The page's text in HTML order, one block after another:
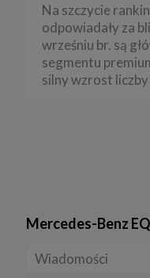
Na szczycie
odpowiadały za
wrześniu br. są
segmentu
silny wzrost liczby
Mercedes-Benz
Wiadomości